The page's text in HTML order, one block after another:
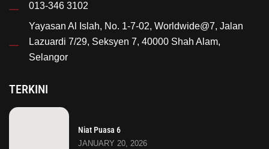
013-346 3102
Yayasan Al Islah, No. 1-7-02, Worldwide@7, Jalan
Lazuardi 7/29, Seksyen 7, 40000 Shah Alam,
Selangor
TERKINI
Niat Puasa 6
JANUARY 20, 2026